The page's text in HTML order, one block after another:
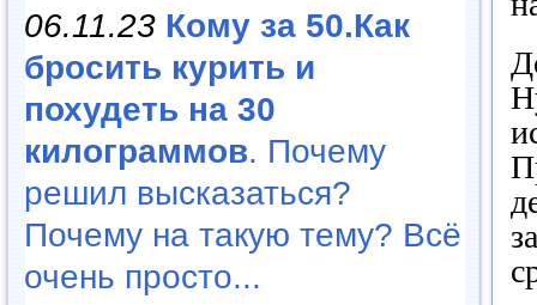
06.11.23 Кому за 50.Как
бросить курить и
похудеть на 30
килограммов. Почему
решил высказаться?
Почему на такую тему? Всё
очень просто...